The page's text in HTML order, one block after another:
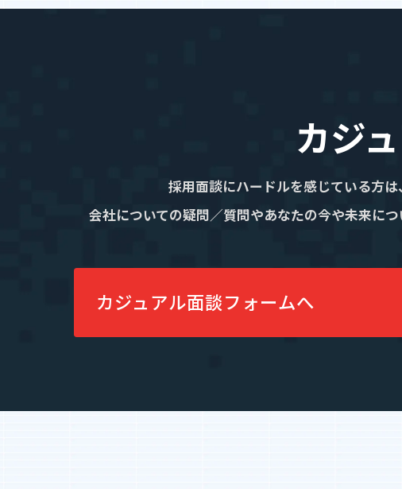
カジ
採用面談にハードルを感じている方は
会社についての疑問／質問やあなたの今や未来に
カジュアル面談フォームへ